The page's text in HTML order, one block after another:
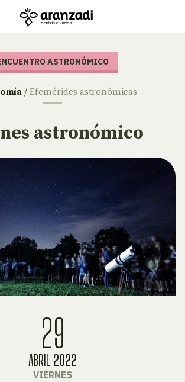
ASTRONÓMICO
/ Efemérides astronómicas
astronómico
29
ABRIL 2022
VIERNES